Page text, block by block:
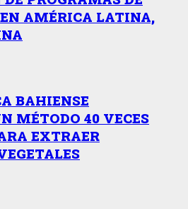
AMÉRICA LATINA,
BAHIENSE
MÉTODO 40 VECES
EXTRAER